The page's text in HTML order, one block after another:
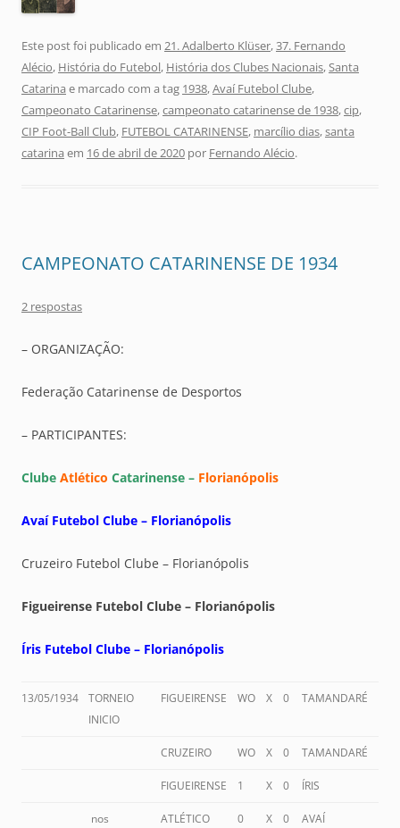
Este post foi publicado em 21. Adalberto Klüser,37. Fernando
Alécio, História do Futebol, História dos Clubes Nacionais,Santa
Catarina e marcado com a tag 1938,Avaí Futebol Clube,
Campeonato Catarinense,campeonato catarinense de 1938,cip,
CIP Foot-Ball Club, FUTEBOL CATARINENSE, marcílio dias,santa
catarina em 16 de abril de 2020 por Fernando Alécio.
CAMPEONATO CATARINENSE DE 1934
2 respostas
– ORGANIZAÇÃO:
Federação Catarinense de Desportos
– PARTICIPANTES:
Clube Atlético Catarinense – Florianópolis
Avaí Futebol Clube – Florianópolis
Cruzeiro Futebol Clube – Florianópolis
Figueirense Futebol Clube – Florianópolis
Íris Futebol Clube – Florianópolis
13/05/1934
TORNEIO
INICIO
FIGUEIRENSE WO X 0 TAMANDARÉ
CRUZEIRO WO X 0 TAMANDARÉ
FIGUEIRENSE 1 X 0 ÍRIS
nos
ATLÉTICO 0 X 0 AVAÍ